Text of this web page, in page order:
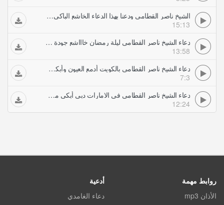
الشيخ ناصر القطامي ودعنا بهذا الدعاء الخاشع الباكي ليلة رمضان
15:13
دعاء الشيخ ناصر القطامى ليلة رمضان خاااشع جودة صوت عالية
13:58
دعاء الشيخ ناصر القطامي بالكويت أدمع العيون وأبكى القلوبيا رحمان ارحمنا ليله رمضان مونتاج زيد صوافطه
7:3
دعاء الشيخ ناصر القطامي في الامارات دبي أبكى من في المسجد خاشع جدا الليلة من رمضان
12:24
روابط مهمة
الأذان mp3
أدعية
دعاء الغامدي